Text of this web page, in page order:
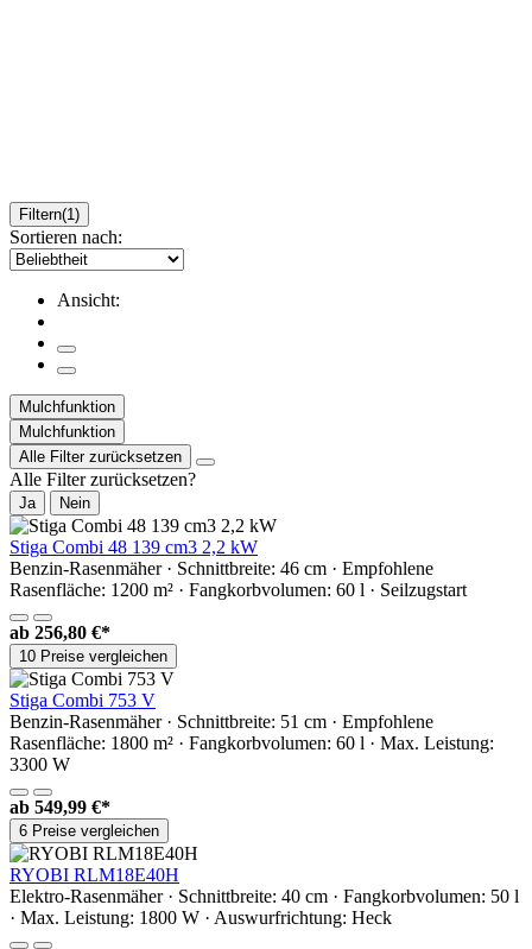
Filtern(1)
Sortieren nach:
Ansicht:
Mulchfunktion
Mulchfunktion
Alle Filter zurücksetzen
Alle Filter zurücksetzen?
Ja Nein
Stiga Combi 48 139 cm3 2,2 kW
Benzin-Rasenmäher · Schnittbreite: 46 cm · Empfohlene
Rasenfläche: 1200 m² · Fangkorbvolumen: 60 l · Seilzugstart
ab 256,80 €*
10 Preise vergleichen
Stiga Combi 753 V
Benzin-Rasenmäher · Schnittbreite: 51 cm · Empfohlene
Rasenfläche: 1800 m² · Fangkorbvolumen: 60 l · Max. Leistung:
3300 W
ab 549,99 €*
6 Preise vergleichen
RYOBI RLM18E40H
Elektro-Rasenmäher · Schnittbreite: 40 cm · Fangkorbvolumen: 50 l
· Max. Leistung: 1800 W · Auswurfrichtung: Heck